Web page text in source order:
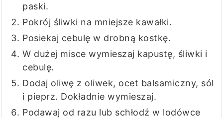
paski.
Pokrój śliwki na mniejsze kawałki.
Posiekaj cebulę w drobną kostkę.
W dużej misce wymieszaj kapustę, śliwki i
cebulę.
Dodaj oliwę z oliwek, ocet balsamiczny, sól
i pieprz. Dokładnie wymieszaj.
Podawaj od razu lub schłodź w lodówce